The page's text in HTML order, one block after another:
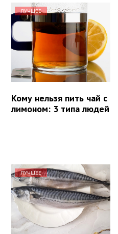
ЛУЧШЕЕ
Кому нельзя пить чай с
лимоном: 3 типа людей
ЛУЧШЕЕ